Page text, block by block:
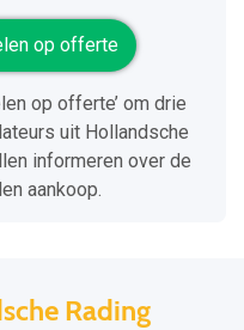
op offerte
op offerte’ om drie
uit Hollandsche
informeren over de
aankoop.
Rading